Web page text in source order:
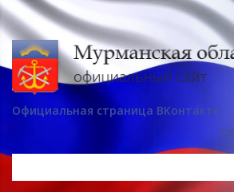
Официальная страница ВКонтакте